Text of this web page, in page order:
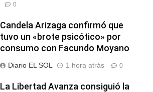
0
Candela Arizaga confirmó que
tuvo un «brote psicótico» por
consumo con Facundo Moyano
Diario EL SOL 1 hora atrás 0
La Libertad Avanza consiguió la